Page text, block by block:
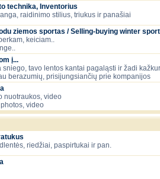
technika, Inventorius
raidinimo stilius, triukus ir panašiai
ziemos sportas / Selling-buying winter
keiciam..
į...
sniego, tavo lentos kantai pagaląsti ir žadi
berazumių, prisijungsiančių prie kompanijos
nuotraukos, video
video
riedžiai, paspirtukai ir pan.